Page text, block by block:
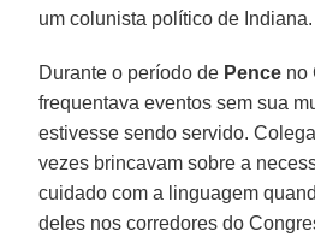
um colunista político de Indiana.
Durante o período de Pence no
frequentava eventos sem sua
estivesse sendo servido.
vezes brincavam sobre a
cuidado com a linguagem
deles nos corredores do